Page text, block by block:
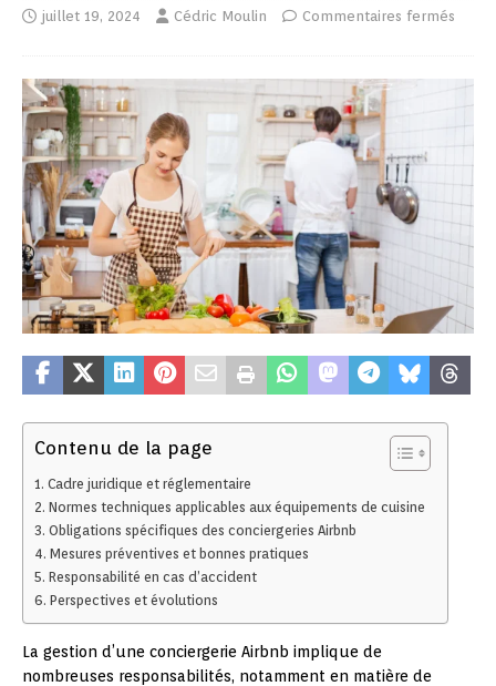
juillet 19, 2024 Cédric Moulin Commentaires fermés
Contenu de la page
Cadre juridique et réglementaire
Normes techniques applicables aux équipements de cuisine
Obligations spécifiques des conciergeries Airbnb
Mesures préventives et bonnes pratiques
Responsabilité en cas d’accident
Perspectives et évolutions
La gestion d’une conciergerie Airbnb implique de
nombreuses responsabilités, notamment en matière de